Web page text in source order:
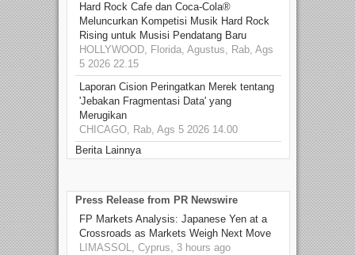
Hard Rock Cafe dan Coca-Cola®
Meluncurkan Kompetisi Musik Hard Rock
Rising untuk Musisi Pendatang Baru
HOLLYWOOD, Florida, Agustus, Rab, Ags
5 2026 22.15
Laporan Cision Peringatkan Merek tentang
'Jebakan Fragmentasi Data' yang
Merugikan
CHICAGO, Rab, Ags 5 2026 14.00
Berita Lainnya
Press Release from PR Newswire
FP Markets Analysis: Japanese Yen at a
Crossroads as Markets Weigh Next Move
LIMASSOL, Cyprus, 3 hours ago